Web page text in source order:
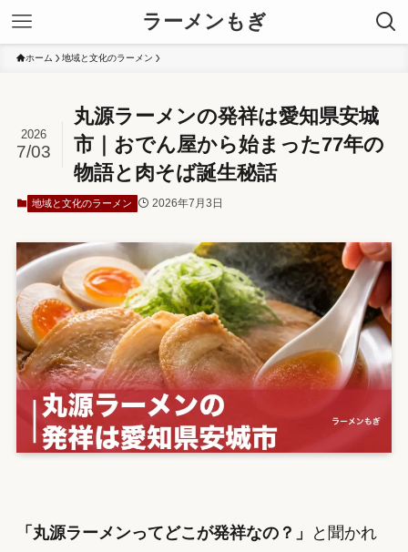
ラーメンもぎ
ホーム 地域と文化のラーメン
丸源ラーメンの発祥は愛知県安城
市｜おでん屋から始まった77年の
物語と肉そば誕生秘話
2026
7/03
地域と文化のラーメン 2026年7月3日
「丸源ラーメンってどこが発祥なの？」
と聞かれ